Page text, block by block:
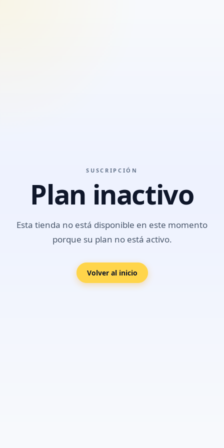
SUSCRIPCIÓN
Plan inactivo
Esta tienda no está disponible en este momento
porque su plan no está activo.
Volver al inicio